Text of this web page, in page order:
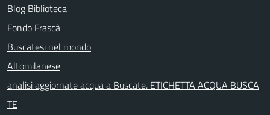
Blog Biblioteca
Fondo Frascà
Buscatesi nel mondo
Altomilanese
analisi aggiornate acqua a Buscate. ETICHETTA ACQUA BUSCA
TE